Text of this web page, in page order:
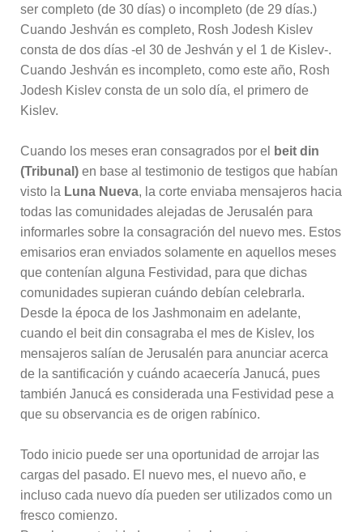
ser completo (de 30 días) o incompleto (de 29 días.)
Cuando Jeshván es completo, Rosh Jodesh Kislev
consta de dos días -el 30 de Jeshván y el 1 de Kislev-.
Cuando Jeshván es incompleto, como este año, Rosh
Jodesh Kislev consta de un solo día, el primero de
Kislev.
Cuando los meses eran consagrados por el
beit din
(Tribunal) en base al testimonio de testigos que habían
visto la Luna Nueva, la corte enviaba mensajeros hacia
todas las comunidades alejadas de Jerusalén para
informarles sobre la consagración del nuevo mes. Estos
emisarios eran enviados solamente en aquellos meses
que contenían alguna Festividad, para que dichas
comunidades supieran cuándo debían celebrarla.
Desde la época de los Jashmonaim en adelante,
cuando el beit din consagraba el mes de Kislev, los
mensajeros salían de Jerusalén para anunciar acerca
de la santificación y cuándo acaecería Janucá, pues
también Janucá es considerada una Festividad pese a
que su observancia es de origen rabínico.
Todo inicio puede ser una oportunidad de arrojar las
cargas del pasado. El nuevo mes, el nuevo año, e
incluso cada nuevo día pueden ser utilizados como un
fresco comienzo.